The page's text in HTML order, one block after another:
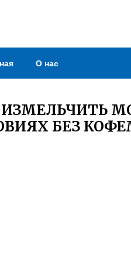
О нас
БЕЗ